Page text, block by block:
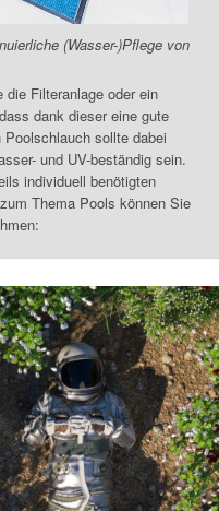
(Wasser-)Pflege von
Filteranlage oder ein
dank dieser eine gute
sollte dabei
und UV-beständig sein.
individuell benötigten
Thema Pools können Sie